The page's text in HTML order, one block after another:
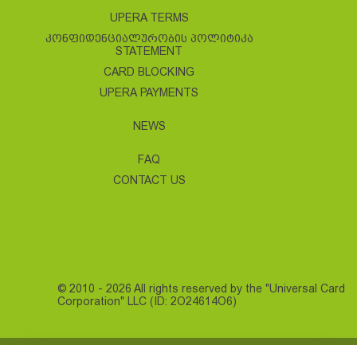
UPERA TERMS
ᲙᲝᲜᲤᲘᲓᲔᲜᲪᲘᲐᲚᲣᲠᲝᲑᲘᲡ ᲞᲝᲚᲘᲢᲘᲙᲐ
STATEMENT
CARD BLOCKING
UPERA PAYMENTS
NEWS
FAQ
CONTACT US
© 2010 - 2026 All rights reserved by the "Universal Card
Corporation" LLC (ID: 2O24614O6)